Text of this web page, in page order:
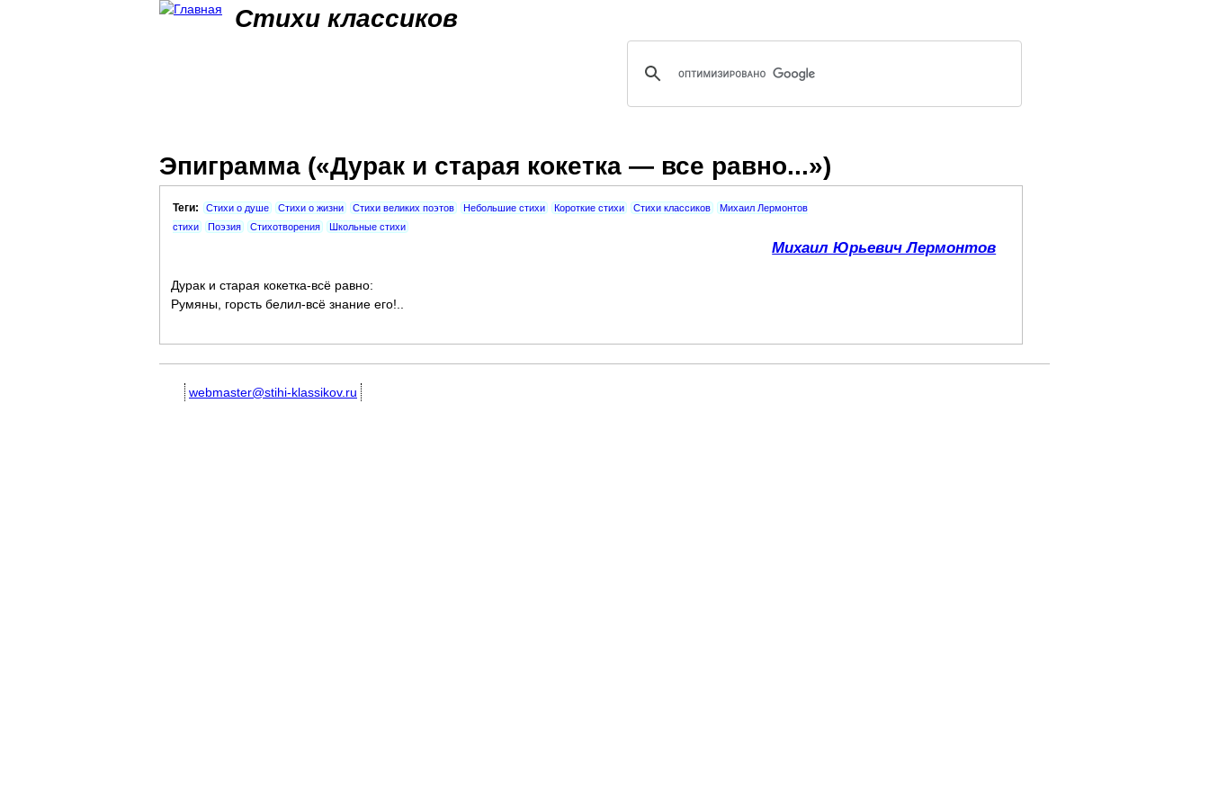
Стихи классиков
Эпиграмма («Дурак и старая кокетка — все равно...»)
Теги: Стихи о душе Стихи о жизни Стихи великих поэтов Небольшие стихи Короткие стихи Стихи классиков
Михаил Лермонтов
стихи
Поэзия Стихотворения Школьные стихи
Михаил Юрьевич Лермонтов
Дурак и старая кокетка-всё равно:
Румяны, горсть белил-всё знание его!..
webmaster@stihi-klassikov.ru